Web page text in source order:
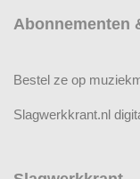
Abonnementen
Bestel ze op
Slagwerkkrant.nl